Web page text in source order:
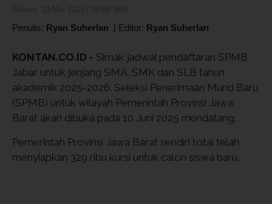
Penulis: Ryan Suherlan | Editor: Ryan Suherlan
KONTAN.CO.ID - Simak jadwal pendaftaran SPMB
Jabar untuk jenjang SMA, SMK dan SLB tahun
akademik 2025-2026. Seleksi Penerimaan Murid Baru
(SPMB) untuk wilayah Pemerintah Provinsi Jawa
Barat akan dibuka pada 10 Juni 2025 mendatang.
Pemerintah Provinsi Jawa Barat sendiri total telah
menyiapkan 329 ribu kursi untuk calon siswa baru.